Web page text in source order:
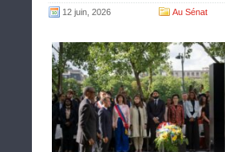
12 juin, 2026 Au Sénat